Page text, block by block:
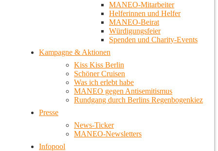
MANEO-Mitarbeiter
Helferinnen und Helfer
MANEO-Beirat
Würdigungsfeier
Spenden und Charity-Events
Kampagne & Aktionen
Kiss Kiss Berlin
Schöner Cruisen
Was ich erlebt habe
MANEO gegen Antisemitismus
Rundgang durch Berlins Regenbogenkiez
Presse
News-Ticker
MANEO-Newsletters
Infopool